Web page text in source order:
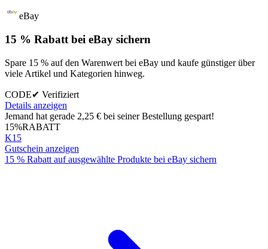
eBay
15 % Rabatt bei eBay sichern
Spare 15 % auf den Warenwert bei eBay und kaufe günstiger über
viele Artikel und Kategorien hinweg.
CODE✔ Verifiziert
Details anzeigen
Jemand hat gerade 2,25 € bei seiner Bestellung gespart!
15%RABATT
K15
Gutschein anzeigen
15 % Rabatt auf ausgewählte Produkte bei eBay sichern